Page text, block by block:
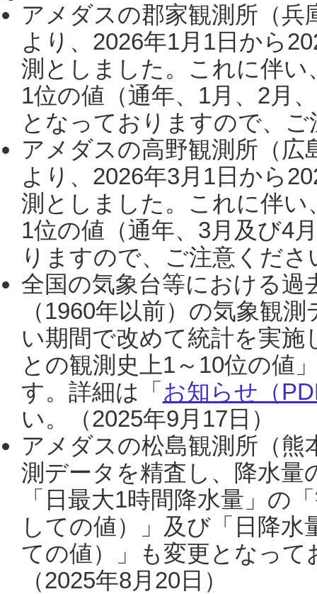
アメダスの郡家観測所（
より、2026年1月1日から
測としました。これに伴い
1位の値（通年、1月、2月
となっておりますので、
アメダスの高野観測所（
より、2026年3月1日から
測としました。これに伴い
1位の値（通年、3月及び4
りますので、ご注意くだ
全国の気象台等における過
（1960年以前）の気象観
い期間で改めて統計を実
との観測史上1～10位の値
す。詳細は「 お知らせ（
い。（2025年9月17日）
アメダスの松島観測所（熊
測データを精査し、降水
「日最大1時間降水量」の
しての値）」及び「日降
ての値）」も変更となっ
（2025年8月20日）